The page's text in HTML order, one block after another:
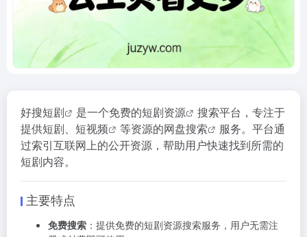
好搜短剧 是一个免费的短剧资源
搜索平台，专注于
提供短剧、 短视频 等资源的网盘搜索
服务。平台通
过索引互联网上的公开资源，帮助用户快速找到所需的
短剧内容。
主要特点
免费搜索 ：提供免费的短剧资源搜索服务，用户无需注